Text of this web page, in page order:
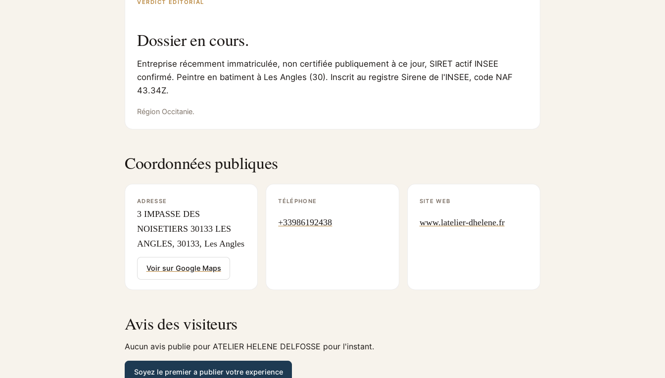
VERDICT ÉDITORIAL
Dossier en cours.
Entreprise récemment immatriculée, non certifiée publiquement à ce jour, SIRET actif INSEE
confirmé. Peintre en batiment à Les Angles (30). Inscrit au registre Sirene de l'INSEE, code NAF
43.34Z.
Région Occitanie.
Coordonnées publiques
ADRESSE
3 IMPASSE DES
NOISETIERS 30133 LES
ANGLES, 30133, Les Angles
Voir sur Google Maps
TÉLÉPHONE
+33986192438
SITE WEB
www.latelier-dhelene.fr
Avis des visiteurs
Aucun avis publie pour ATELIER HELENE DELFOSSE pour l'instant.
Soyez le premier a publier votre experience